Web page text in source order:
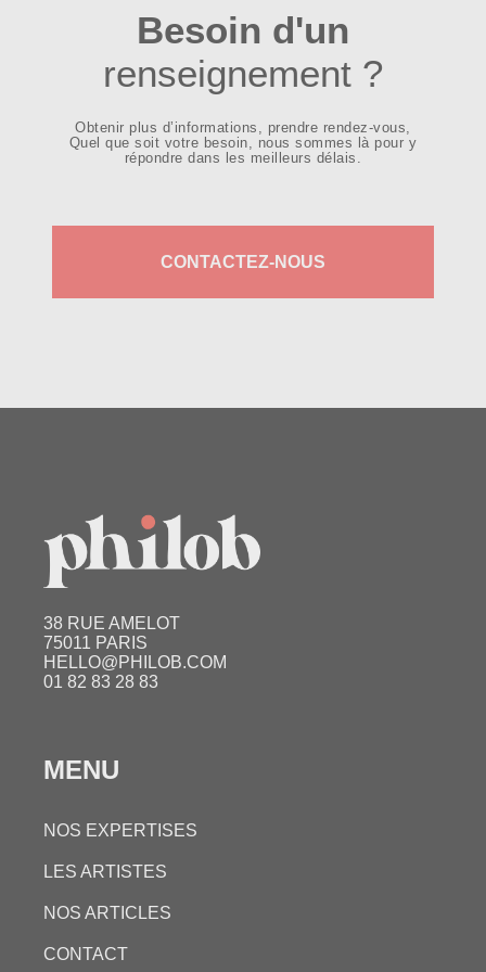
Besoin d'un
renseignement ?
Obtenir plus d’informations, prendre rendez-vous,
Quel que soit votre besoin, nous sommes là pour y
répondre dans les meilleurs délais.
CONTACTEZ-NOUS
38 RUE AMELOT
75011 PARIS
HELLO@PHILOB.COM
01 82 83 28 83
MENU
NOS EXPERTISES
LES ARTISTES
NOS ARTICLES
CONTACT